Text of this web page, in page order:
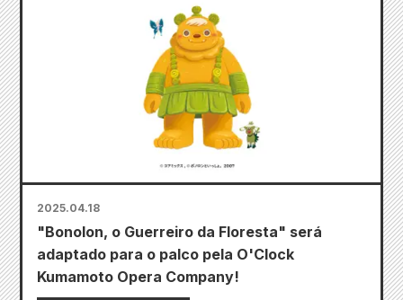
2025.04.18
"Bonolon, o Guerreiro da Floresta" será
adaptado para o palco pela O'Clock
Kumamoto Opera Company!